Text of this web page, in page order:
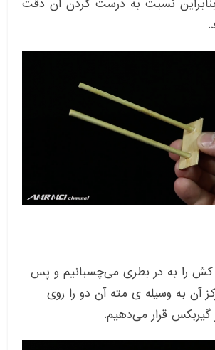
بنابراین نسبت به درست کردن آن دقت
کش را به در بطری می‌چسبانیم و پس
آن به وسیله ی مته آن دو را روی
قرار می‌دهیم.